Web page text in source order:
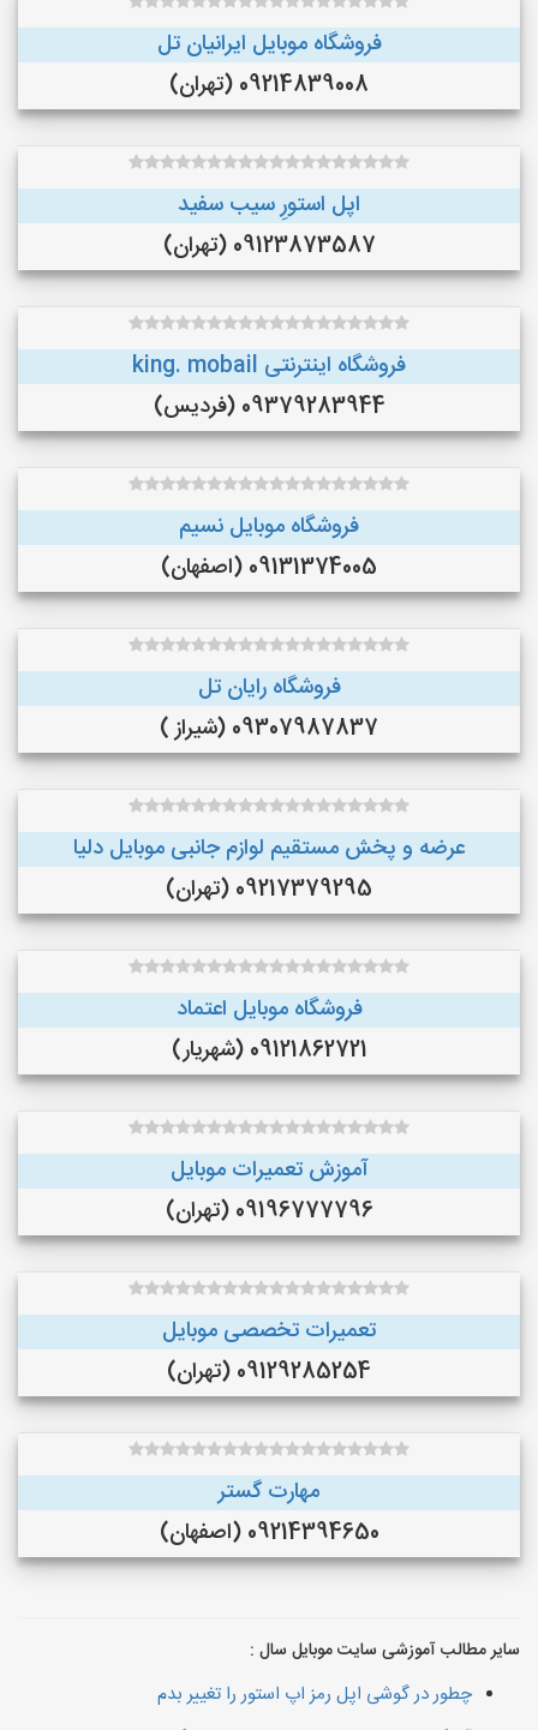
فروشگاه موبایل ایرانیان تل
09214839008 (تهران)
اپل استورِ سیب سفید
09123873587 (تهران)
فروشگاه اینترنتی king. mobail
09379283944 (فردیس)
فروشگاه موبایل نسیم
09131374005 (اصفهان)
فروشگاه رایان تل
09307987837 (شیراز )
عرضه و پخش مستقيم لوازم جانبى موبايل دليا
09217379295 (تهران)
فروشگاه موبایل اعتماد
09121862721 (شهریار)
آموزش تعمیرات موبایل
09196777796 (تهران)
تعمیرات تخصصی موبایل
09129285254 (تهران)
مهارت گستر
09214394650 (اصفهان)
سایر مطالب آموزشی سایت موبایل سال :
چطور در گوشی اپل رمز اپ استور را تغییر بدم